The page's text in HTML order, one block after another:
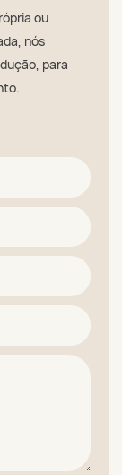
ou
nós
para